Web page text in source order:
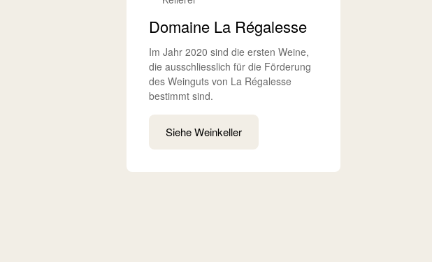
Domaine La Régalesse
Im Jahr 2020 sind die ersten Weine,
die ausschliesslich für die Förderung
des Weinguts von La Régalesse
bestimmt sind.
Siehe Weinkeller